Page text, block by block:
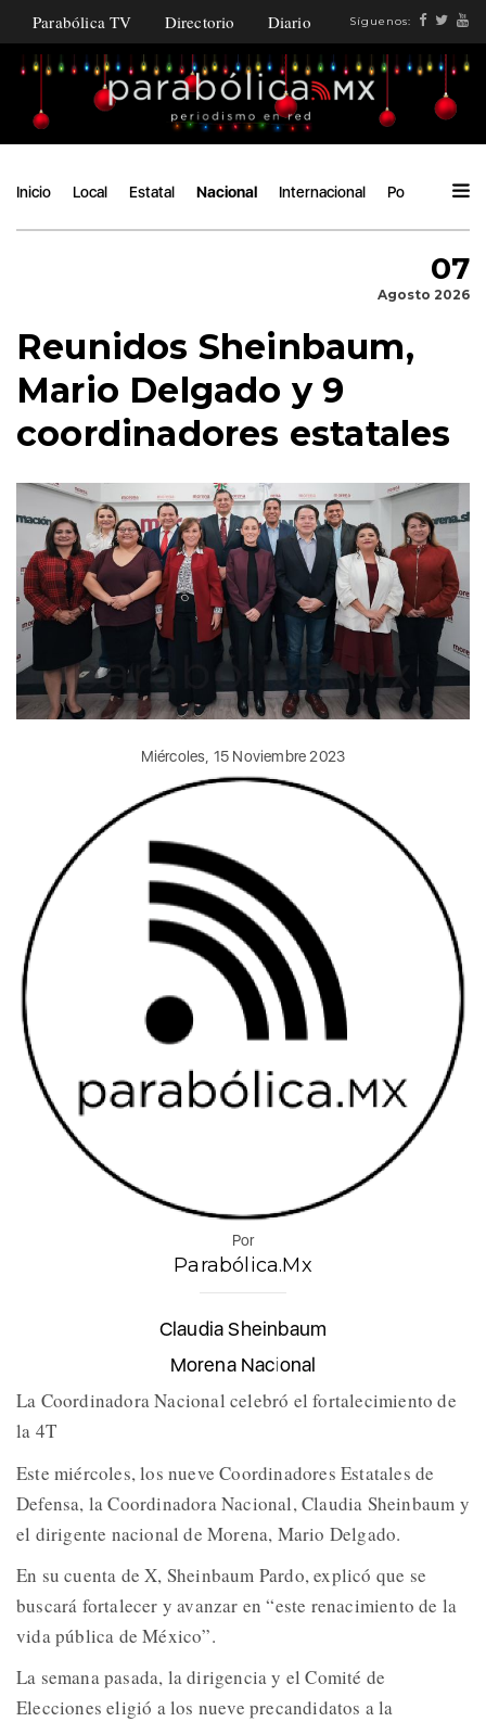
Parabólica TV Directorio Diario Síguenos:
Inicio Local Estatal Nacional Internacional Política
07
Agosto 2026
Reunidos Sheinbaum,
Mario Delgado y 9
coordinadores estatales
Miércoles, 15 Noviembre 2023
Por
Parabólica.Mx
Claudia Sheinbaum
Morena Nacional
La Coordinadora Nacional celebró el fortalecimiento de
la 4T
Este miércoles, los nueve Coordinadores Estatales de
Defensa, la Coordinadora Nacional, Claudia Sheinbaum y
el dirigente nacional de Morena, Mario Delgado.
En su cuenta de X, Sheinbaum Pardo, explicó que se
buscará fortalecer y avanzar en “este renacimiento de la
vida pública de México”.
La semana pasada, la dirigencia y el Comité de
Elecciones eligió a los nueve precandidatos a la